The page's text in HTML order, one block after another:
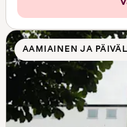
AAMIAINEN JA